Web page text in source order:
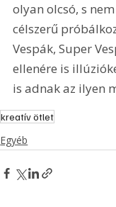
olyan olcsó, s
célszerű
Vespák, Super
ellenére is
is adnak az ilyen
kreatív ötlet
Egyéb